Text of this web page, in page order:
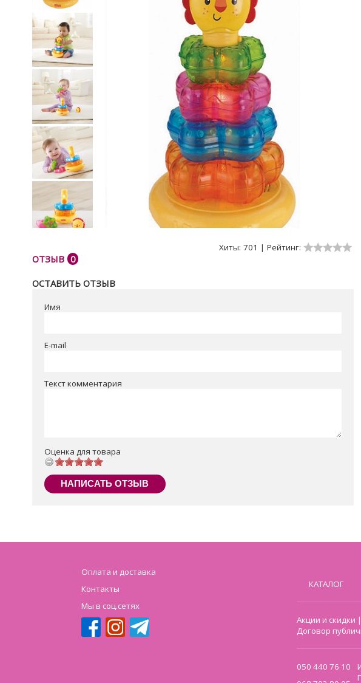
Хиты: 701 | Рейтинг:
ОТЗЫВ 0
ОСТАВИТЬ ОТЗЫВ
Имя
E-mail
Текст комментария
Оценка для товара
НАПИСАТЬ ОТЗЫВ
Оплата и доставка
Контакты
Мы в соц.сетях
КАТАЛОГ
Акции и скидки |
Договор
050 440 76 10